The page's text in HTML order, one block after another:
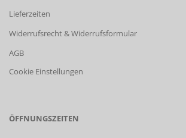
Lieferzeiten
Widerrufsrecht & Widerrufsformular
AGB
Cookie Einstellungen
ÖFFNUNGSZEITEN